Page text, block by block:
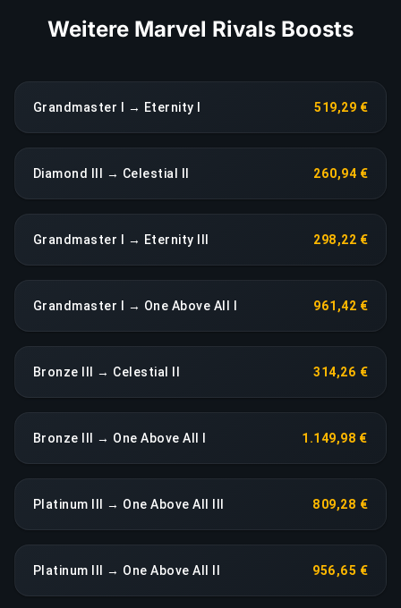
Weitere Marvel Rivals Boosts
Grandmaster I → Eternity I 519,29 €
Diamond III → Celestial II 260,94 €
Grandmaster I → Eternity III 298,22 €
Grandmaster I → One Above All I 961,42 €
Bronze III → Celestial II 314,26 €
Bronze III → One Above All I 1.149,98 €
Platinum III → One Above All III 809,28 €
Platinum III → One Above All II 956,65 €